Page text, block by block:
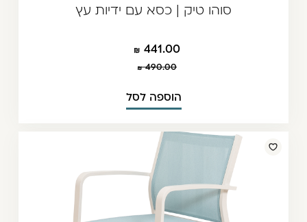
סוהו טיק | כסא עם ידיות עץ
441.00
490.00
הוספה לסל